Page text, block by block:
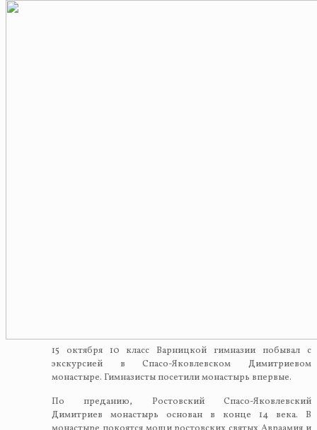
15 октября 10 класс Варницкой гимназии побывал с
экскурсией в Спасо-Яковлевском Димитриевом
монастыре. Гимназисты посетили монастырь впервые.
По преданию, Ростовский Спасо-Яковлевский
Димитриев монастырь основан в конце 14 века. В